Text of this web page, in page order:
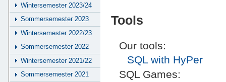
Tools
Our tools:
SQL with HyPer
SQL Games:
Wintersemester 2023/24
Sommersemester 2023
Wintersemester 2022/23
Sommersemester 2022
Wintersemester 2021/22
Sommersemester 2021